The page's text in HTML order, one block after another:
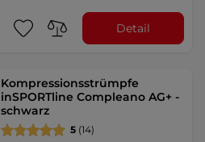
Detail
Kompressionsstrümpfe
inSPORTline Compleano AG+ -
schwarz
5 (14)